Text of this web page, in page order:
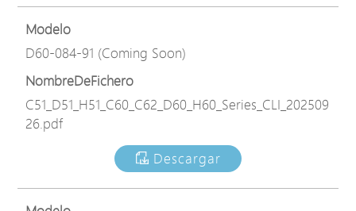
Modelo
D60-084-91 (Coming Soon)
NombreDeFichero
C51_D51_H51_C60_C62_D60_H60_Series_CLI_202509
26.pdf
Descargar